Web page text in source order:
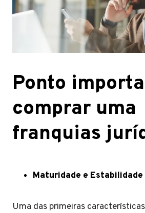
Ponto
comprar uma
franquias
Maturidade e Estabilidade
Uma das primeiras